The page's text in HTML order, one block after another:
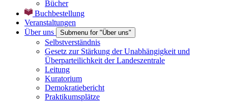
Bücher
Buchbestellung
Veranstaltungen
Über uns
Submenu for "Über uns"
Selbstverständnis
Gesetz zur Stärkung der Unabhängigkeit und
Überparteilichkeit der Landeszentrale
Leitung
Kuratorium
Demokratiebericht
Praktikumsplätze